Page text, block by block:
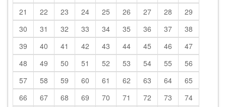
21
22 23 24 25 26 27 28
29
30
31 32 33 34 35 36 37
38
39
40 41 42 43 44 45 46
47
48
49 50 51 52 53 54 55
56
57
58 59 60 61 62 63 64
65
66
67 68 69 70 71 72 73 74